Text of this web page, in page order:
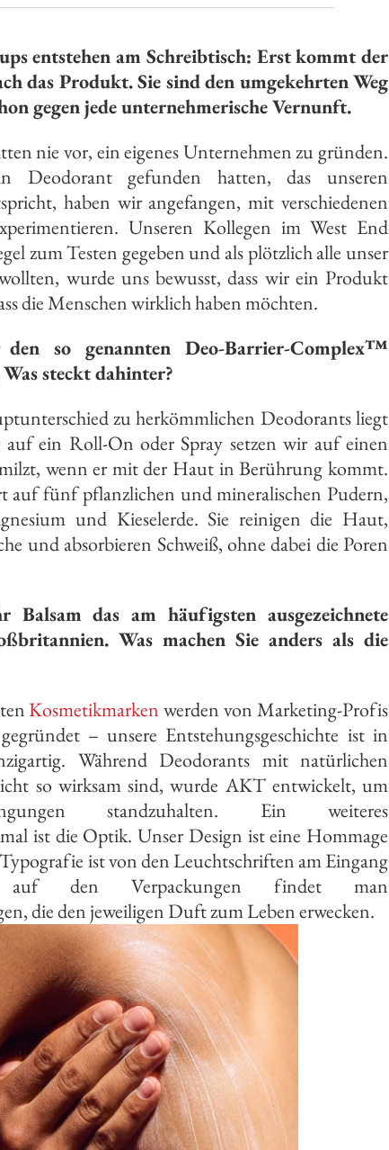
entstehen am Schreibtisch: Erst kommt der
das Produkt. Sie sind den umgekehrten Weg
gegen jede unternehmerische Vernunft.
nie vor, ein eigenes Unternehmen zu gründen.
Deodorant gefunden hatten, das unseren
haben wir angefangen, mit verschiedenen
Unseren Kollegen im West End
zum Testen gegeben und als plötzlich alle unser
wurde uns bewusst, dass wir ein Produkt
die Menschen wirklich haben möchten.
so genannten Deo-Barrier-Complex™
steckt dahinter?
zu herkömmlichen Deodorants liegt
ein Roll-On oder Spray setzen wir auf einen
wenn er mit der Haut in Berührung kommt.
auf fünf pflanzlichen und mineralischen Pudern,
und Kieselerde. Sie reinigen die Haut,
und absorbieren Schweiß, ohne dabei die Poren
das am häufigsten ausgezeichnete
Was machen Sie anders als die
Kosmetikmarken werden von Marketing-Profis
– unsere Entstehungsgeschichte ist in
Während Deodorants mit natürlichen
so wirksam sind, wurde AKT entwickelt, um
standzuhalten. Ein weiteres
ist die Optik. Unser Design ist eine Hommage
ist von den Leuchtschriften am Eingang
den Verpackungen findet man
die den jeweiligen Duft zum Leben erwecken.